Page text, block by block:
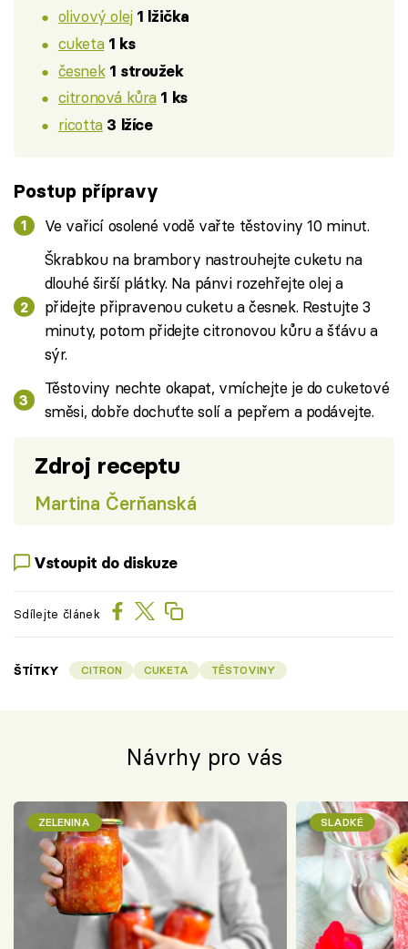
olivový olej 1 lžička
cuketa 1 ks
česnek 1 stroužek
citronová kůra 1 ks
ricotta 3 lžíce
Postup přípravy
Ve vařicí osolené vodě vařte těstoviny 10 minut.
Škrabkou na brambory nastrouhejte cuketu na
dlouhé širší plátky. Na pánvi rozehřejte olej a
přidejte připravenou cuketu a česnek. Restujte 3
minuty, potom přidejte citronovou kůru a šťávu a
sýr.
Těstoviny nechte okapat, vmíchejte je do cuketové
směsi, dobře dochuťte solí a pepřem a podávejte.
Zdroj receptu
Martina Čerňanská
Vstoupit do diskuze
Sdílejte článek
ŠTÍTKY CITRON CUKETA TĚSTOVINY
Návrhy pro vás
ZELENINA SLADKÉ